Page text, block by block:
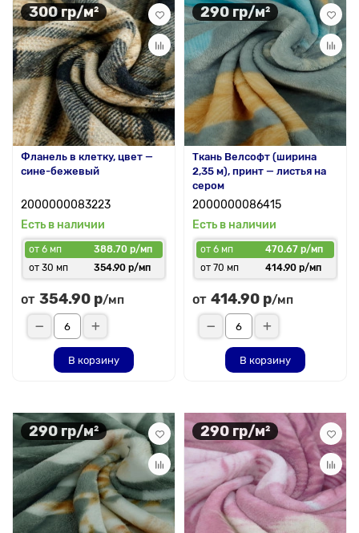
300 гр/м²
Фланель в клетку, цвет —
сине-бежевый
2000000083223
Есть в наличии
от 6 мп
388.70 р/мп
от 30 мп
354.90 р/мп
от 354.90 р/мп
В корзину
290 гр/м²
Ткань Велсофт (ширина
2,35 м), принт — листья на
сером
2000000086415
Есть в наличии
от 6 мп
470.67 р/мп
от 70 мп
414.90 р/мп
от 414.90 р/мп
В корзину
290 гр/м² 290 гр/м²